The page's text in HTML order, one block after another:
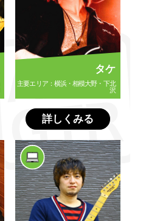
タケ
主要エリア：横浜・相模大野・下北
沢
詳しくみる